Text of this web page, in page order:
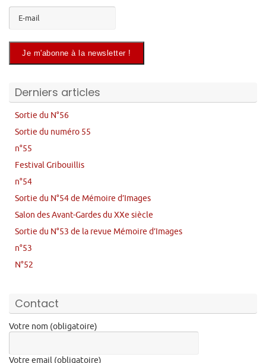
Derniers articles
Sortie du N°56
Sortie du numéro 55
n°55
Festival Gribouillis
n°54
Sortie du N°54 de Mémoire d’Images
Salon des Avant-Gardes du XXe siècle
Sortie du N°53 de la revue Mémoire d’Images
n°53
N°52
Contact
Votre nom (obligatoire)
Votre email (obligatoire)